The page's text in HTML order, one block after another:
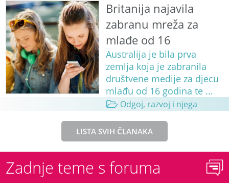
Britanija najavila
zabranu mreža za
mlađe od 16
Australija je bila prva
zemlja koja je zabranila
društvene medije za djecu
mlađu od 16 godina te ...
Odgoj, razvoj i njega
LISTA SVIH ČLANAKA
Zadnje teme s foruma